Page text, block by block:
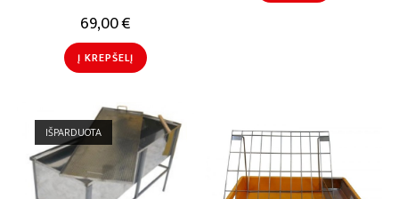
69,00€
Į KREPŠELĮ
IŠPARDUOTA